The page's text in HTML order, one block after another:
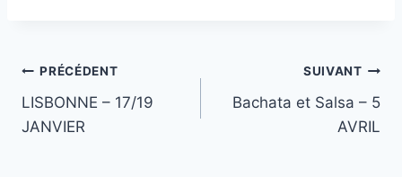
PRÉCÉDENT
LISBONNE – 17/19
JANVIER
SUIVANT
Bachata et Salsa – 5
AVRIL